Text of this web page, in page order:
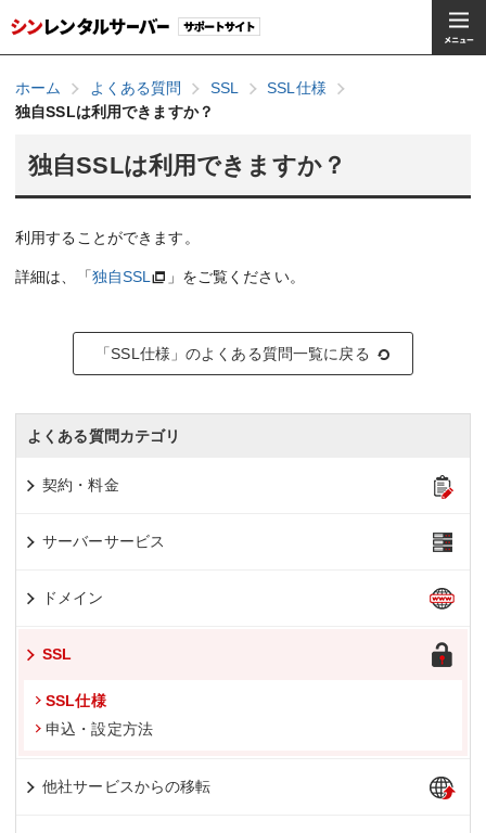
ホーム よくある質問 SSL
SSL仕様
独自SSLは利用できますか？
独自SSLは利用できますか？
利用することができます。
詳細は、「独自SSL 」をご覧ください。
「SSL仕様」のよくある質問一覧に戻る
よくある質問カテゴリ
契約・料金
サーバーサービス
ドメイン
SSL
SSL仕様
申込・設定方法
他社サービスからの移転